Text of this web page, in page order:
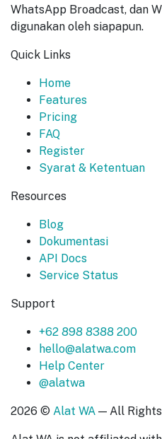
WhatsApp Broadcast, dan
digunakan oleh siapapun.
Quick Links
Home
Features
Pricing
FAQ
Register
Syarat & Ketentuan
Resources
Blog
Dokumentasi
API Docs
Service Status
Support
+62 898 8388 200
hello@alatwa.com
Help Center
@alatwa
2026 © Alat WA — All Rights